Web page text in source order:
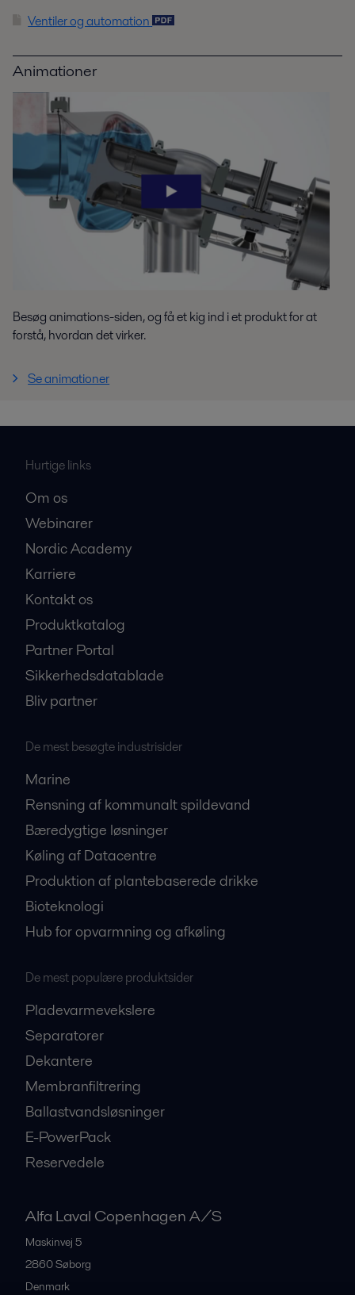
Ventiler og automation
Animationer
Besøg animations-siden, og få et kig ind i et produkt for at
forstå, hvordan det virker.
Se animationer
Hurtige links
Om os
Webinarer
Nordic Academy
Karriere
Kontakt os
Produktkatalog
Partner Portal
Sikkerhedsdatablade
Bliv partner
De mest besøgte industrisider
Marine
Rensning af kommunalt spildevand
Bæredygtige løsninger
Køling af Datacentre
Produktion af plantebaserede drikke
Bioteknologi
Hub for opvarmning og afkøling
De mest populære produktsider
Pladevarmevekslere
Separatorer
Dekantere
Membranfiltrering
Ballastvandsløsninger
E-PowerPack
Reservedele
Alfa Laval Copenhagen A/S
Maskinvej 5
2860Søborg
Denmark